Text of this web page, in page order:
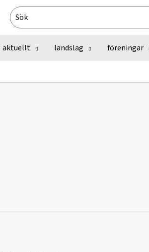
Search
for:
aktuellt landslag föreningar